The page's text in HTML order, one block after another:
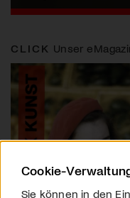
CLICK Unser
Cookie-
Sie können in den